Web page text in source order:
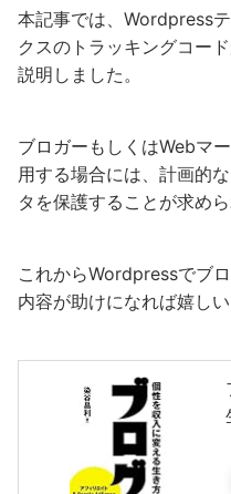
本記事では、Wordpress
クスのトラッキングコー
説明しました。
ブロガーもしくはWebマ
用する場合には、計画的
タを保護することが求めら
これからWordpressでブ
内容が助けになれば嬉しい